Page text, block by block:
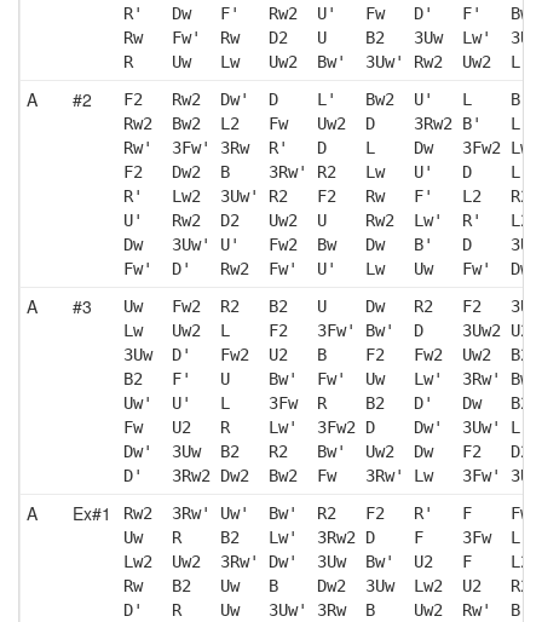
R'   Dw   F'   Rw2  U'   Fw   D'   F'
Rw   Fw'  Rw   D2   U    B2   3Uw  Lw'
R    Uw   Lw   Uw2  Bw'  3Uw' Rw2  Uw2  L
A #2
F2   Rw2  Dw'  D    L'   Bw2  U'   L    B'
Rw2  Bw2  L2   Fw   Uw2  D    3Rw2 B'   L'
Rw'  3Fw' 3Rw  R'   D    L    Dw   3Fw2
F2   Dw2  B    3Rw' R2   Lw   U'   D    L
R'   Lw2  3Uw' R2   F2   Rw   F'   L2
U'   Rw2  D2   Uw2  U    Rw2  Lw'  R'
Dw   3Uw' U'   Fw2  Bw   Dw   B'   D
Fw'  D'   Rw2  Fw'  U'   Lw   Uw   Fw'
A #3
Uw   Fw2  R2   B2   U    Dw   R2   F2
Lw   Uw2  L    F2   3Fw' Bw'  D    3Uw2 U2
3Uw  D'   Fw2  U2   B    F2   Fw2  Uw2
B2   F'   U    Bw'  Fw'  Uw   Lw'  3Rw'
Uw'  U'   L    3Fw  R    B2   D'   Dw
Fw   U2   R    Lw'  3Fw2 D    Dw'  3Uw' L
Dw'  3Uw  B2   R2   Bw'  Uw2  Dw   F2
D'   3Rw2 Dw2  Bw2  Fw   3Rw' Lw   3Fw'
A Ex#1
Rw2  3Rw' Uw'  Bw'  R2   F2   R'   F
Uw   R    B2   Lw'  3Rw2 D    F    3Fw  L
Lw2  Uw2  3Rw' Dw'  3Uw  Bw'  U2   F
Rw   B2   Uw   B    Dw2  3Uw  Lw2  U2
D'   R    Uw   3Uw' 3Rw  B    Uw2  Rw'